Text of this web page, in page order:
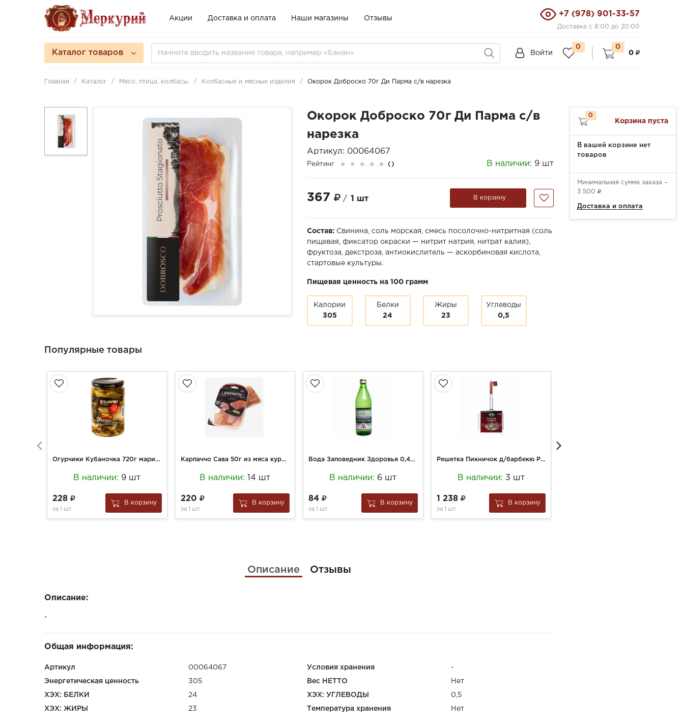
Акции Доставка и оплата Наши магазины Отзывы
+7 (978) 901-33-57
Доставка с 8:00 до 20:00
Каталог товаров Войти
0
0
0
Главная Каталог Мясо, птица, колбасы. Колбасные и мясные изделия Окорок Доброско 70г Ди Парма с/в нарезка
Окорок Доброско 70г Ди Парма с/в
нарезка
Артикул: 00064067
Рейтинг () В наличии: 9 шт
367 / 1 шт В корзину
Состав: Свинина, соль морская, смесь посолочно-нитритная (соль
пищевая, фиксатор окраски — нитрит натрия, нитрат калия),
фруктоза, декстроза, антиокислитель — аскорбиновая кислота,
стартовые культуры.
Пищевая ценность на 100 грамм
Калории
305
Белки
24
Жиры
23
Углеводы
0,5
Популярные товары
Огурчики Кубаночка 720г маринованные ст/б
В наличии: 9 шт
228
за 1 шт
В корзину
Карпаччо Сава 50г из мяса курицы с/в
В наличии: 14 шт
220
за 1 шт
В корзину
Вода Заповедник Здоровья 0,45л №17 с/б
В наличии: 6 шт
84
за 1 шт
В корзину
Решетка Пикничок д/барбекю Русская глубокая 280*222*50 мм (401-729)
В наличии: 3 шт
1 238
за 1 шт
В корзину
Описание Отзывы
Описание:
-
Общая информация:
Артикул 00064067 Условия хранения -
Энергетическая ценность 305 Вес НЕТТО Нет
ХЭХ: БЕЛКИ 24 ХЭХ: УГЛЕВОДЫ 0,5
ХЭХ: ЖИРЫ 23 Температура хранения Нет
0
Корзина пуста
В вашей корзине нет
товаров
Минимальная сумма заказа –
3 500
Доставка и оплата